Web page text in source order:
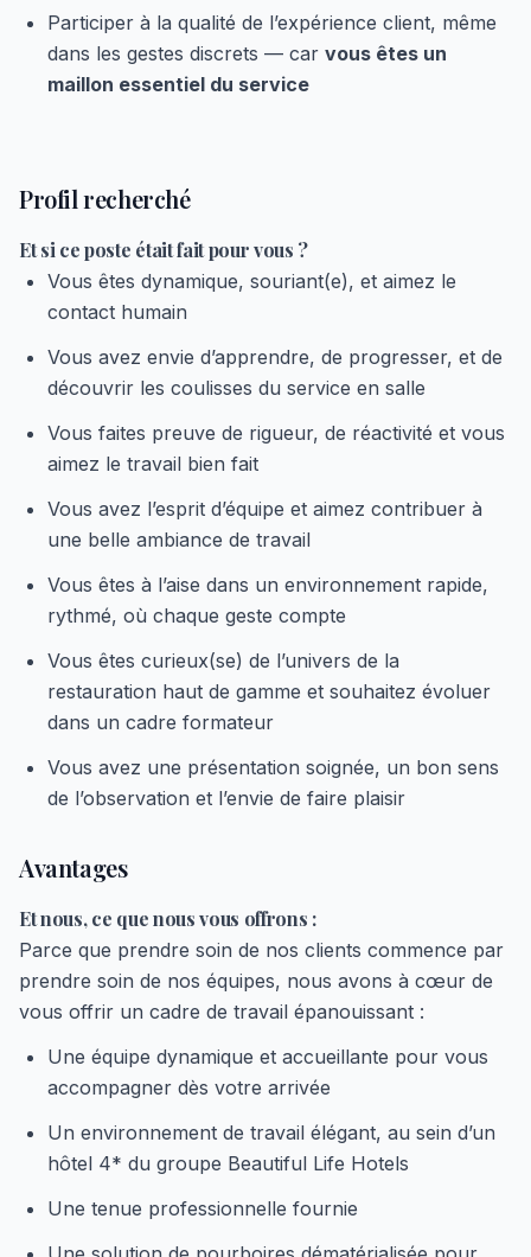
Participer à la qualité de l’expérience client, même
dans les gestes discrets — car vous êtes un
maillon essentiel du service
Profil recherché
Et si ce poste était fait pour vous ?
Vous êtes dynamique, souriant(e), et aimez le
contact humain
Vous avez envie d’apprendre, de progresser, et de
découvrir les coulisses du service en salle
Vous faites preuve de rigueur, de réactivité et vous
aimez le travail bien fait
Vous avez l’esprit d’équipe et aimez contribuer à
une belle ambiance de travail
Vous êtes à l’aise dans un environnement rapide,
rythmé, où chaque geste compte
Vous êtes curieux(se) de l’univers de la
restauration haut de gamme et souhaitez évoluer
dans un cadre formateur
Vous avez une présentation soignée, un bon sens
de l’observation et l’envie de faire plaisir
Avantages
Et nous, ce que nous vous offrons :
Parce que prendre soin de nos clients commence par
prendre soin de nos équipes, nous avons à cœur de
vous offrir un cadre de travail épanouissant :
Une équipe dynamique et accueillante pour vous
accompagner dès votre arrivée
Un environnement de travail élégant, au sein d’un
hôtel 4* du groupe Beautiful Life Hotels
Une tenue professionnelle fournie